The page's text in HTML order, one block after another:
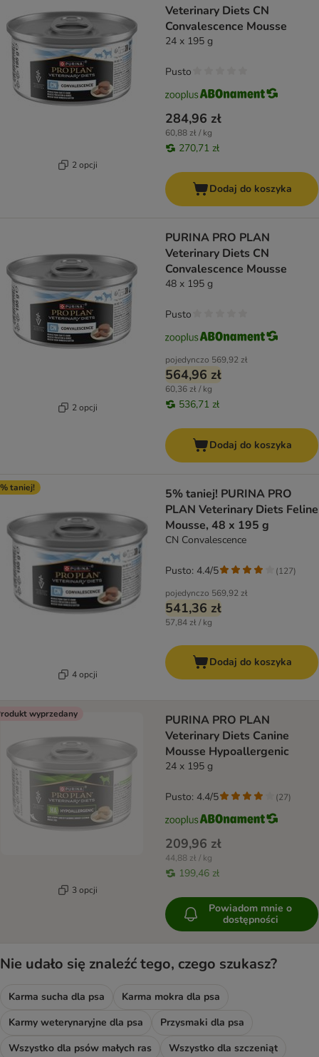
2 opcji
Veterinary Diets CN
Convalescence Mousse
24 x 195 g
284,96 zł
60,88 zł / kg
270,71 zł
Pusto
Dodaj do koszyka
2 opcji
PURINA PRO PLAN
Veterinary Diets CN
Convalescence Mousse
48 x 195 g
pojedynczo 569,92 zł
564,96 zł
60,36 zł / kg
536,71 zł
Pusto
Dodaj do koszyka
taniej!
4 opcji
5% taniej! PURINA PRO
PLAN Veterinary Diets Feline
Mousse, 48 x 195 g
CN Convalescence
pojedynczo 569,92 zł
541,36 zł
57,84 zł / kg
Pusto: 4.4/5 (127)
Dodaj do koszyka
wyprzedany
3 opcji
PURINA PRO PLAN
Veterinary Diets Canine
Mousse Hypoallergenic
24 x 195 g
209,96 zł
44,88 zł / kg
199,46 zł
Pusto: 4.4/5 (27)
Powiadom mnie o
dostępności
Nie udało się znaleźć tego, czego szukasz?
Karma sucha dla psa
Karma mokra dla psa
Karmy weterynaryjne dla psa
Przysmaki dla psa
Wszystko dla psów małych ras
Wszystko dla szczeniąt